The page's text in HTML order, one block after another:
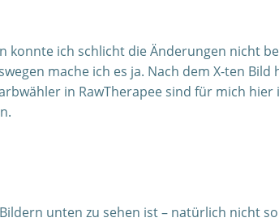
ich schlicht die Änderungen nicht
mache ich es ja. Nach dem X-ten Bild
in RawTherapee sind für mich
unten zu sehen ist – natürlich nicht